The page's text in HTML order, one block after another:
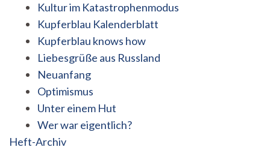
Kultur im Katastrophenmodus
Kupferblau Kalenderblatt
Kupferblau knows how
Liebesgrüße aus Russland
Neuanfang
Optimismus
Unter einem Hut
Wer war eigentlich?
Heft-Archiv